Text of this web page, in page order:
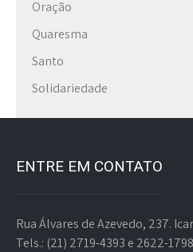
Oração
Quaresma
Santo
Solidariedade
ENTRE EM CONTATO
Rua Álvares de Azevedo, 237.
Tels.: (21) 2719-4393 e 2622-1798